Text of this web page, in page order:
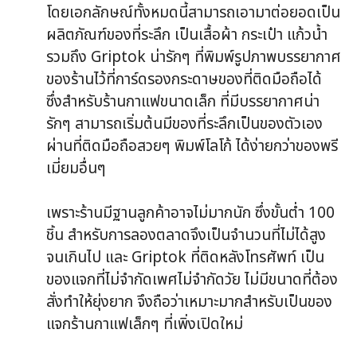
โดยเอกลักษณ์ทั้งหมดนี้สามารถเอามาต่อยอดเป็น
ผลิตภัณฑ์ของที่ระลึก เป็นเสื้อผ้า กระเป๋า แก้วน้ำ
รวมถึง Griptok น่ารักๆ ที่พิมพ์รูปภาพบรรยากาศ
ของร้านไว้ที่การ์ดรองกระดาษของที่ติดมือถือได้
ซึ่งสำหรับร้านกาแฟขนาดเล็ก ที่มีบรรยากาศน่า
รักๆ สามารถเริ่มต้นมีของที่ระลึกเป็นของตัวเอง
ผ่านที่ติดมือถือสวยๆ พิมพ์โลโก้ ได้ง่ายกว่าของพรี
เมี่ยมอื่นๆ
เพราะร้านมีฐานลูกค้าอาจไม่มากนัก ซึ่งขั้นต่ำ 100
ชิ้น สำหรับการลองตลาดจึงเป็นจำนวนที่ไม่ได้สูง
จนเกินไป และ Griptok ที่ติดหลังโทรศัพท์ เป็น
ของแจกที่ไม่จำกัดเพศไม่จำกัดวัย ไม่มีขนาดที่ต้อง
สั่งทำให้ยุ่งยาก จึงถือว่าเหมาะมากสำหรับเป็นของ
แจกร้านกาแฟเล็กๆ ที่เพิ่งเปิดใหม่